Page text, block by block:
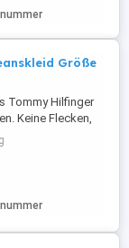
Größe
Tommy Hilfinger
Keine Flecken,
2 Druckknöpfe.
bei 70 Euro. Preis